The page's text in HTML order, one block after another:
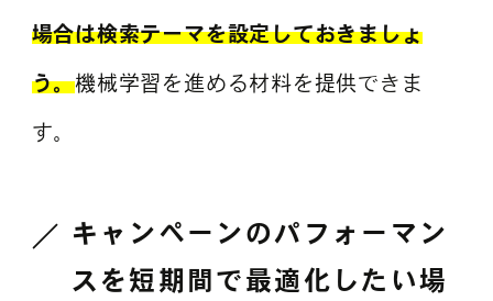
場合は検索テーマを設定しておきましょ
う。機械学習を進める材料を提供できま
す。
キャンペーンのパフォーマン
スを短期間で最適化したい場